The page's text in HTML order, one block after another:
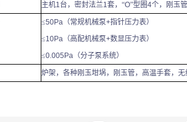
主机1台，密封法兰1套，“O”型圈4个，刚玉管
≤50Pa （常规机械泵+指针压力表）
≤10Pa （高配机械泵+数显压力表）
≤0.005Pa （分子泵系统）
炉架，各种刚玉坩埚，刚玉管，高温手套，